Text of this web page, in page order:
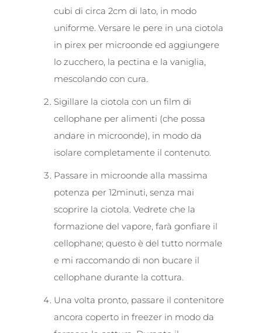
cubi di circa 2cm di lato, in modo
uniforme. Versare le pere in una ciotola
in pirex per microonde ed aggiungere
lo zucchero, la pectina e la vaniglia,
mescolando con cura.
Sigillare la ciotola con un film di
cellophane per alimenti (che possa
andare in microonde), in modo da
isolare completamente il contenuto.
Passare in microonde alla massima
potenza per 12minuti, senza mai
scoprire la ciotola. Vedrete che la
formazione del vapore, farà gonfiare il
cellophane; questo è del tutto normale
e mi raccomando di non bucare il
cellophane durante la cottura.
Una volta pronto, passare il contenitore
ancora coperto in freezer in modo da